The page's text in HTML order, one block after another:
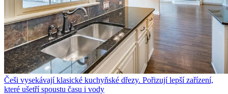
Češi vysekávají klasické kuchyňské dřezy. Pořizují lepší zařízení,
které ušetří spoustu času i vody